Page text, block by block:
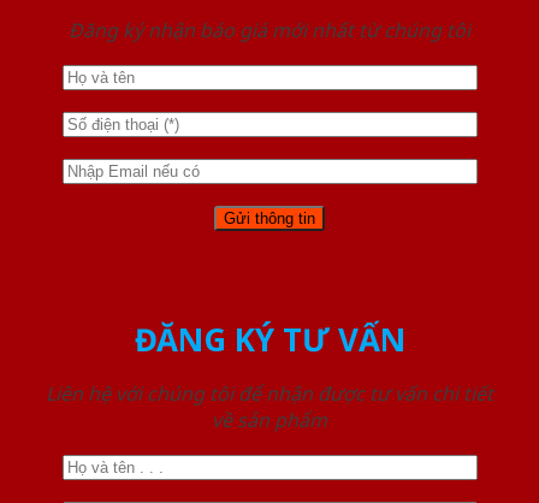
Đăng ký nhận báo giá mới nhất từ chúng tôi
ĐĂNG KÝ TƯ VẤN
Liên hệ với chúng tôi để nhận được tư vấn chi tiết
về sản phẩm